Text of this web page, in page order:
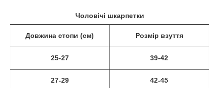
Чоловічі шкарпетки
Довжина стопи (см) Розмір взуття
25-27 39-42
27-29 42-45